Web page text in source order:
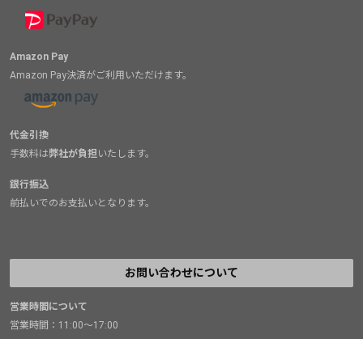
Amazon Pay
Amazon Pay決済がご利用いただけます。
代金引換
手数料は弊社が負担いたします。
銀行振込
前払いでのお支払いとなります。
お問い合わせについて
営業時間について
営業時間：11:00～17:00